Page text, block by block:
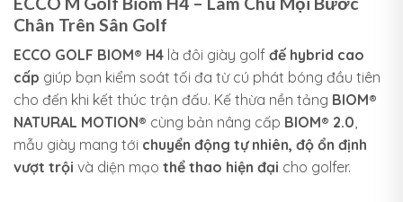
Chân Trên Sân Golf
ECCO GOLF BIOM® H4 là đôi giày golf đế hybrid cao
cấp giúp bạn kiểm soát tối đa từ cú phát bóng đầu tiên
cho đến khi kết thúc trận đấu. Kế thừa nền tảng BIOM®
NATURAL MOTION® cùng bản nâng cấp BIOM® 2.0,
mẫu giày mang tới chuyển động tự nhiên, độ ổn định
vượt trội và diện mạo thể thao hiện đại cho golfer.